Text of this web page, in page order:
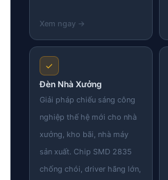
✓
Đèn Nhà Xưởng
Giải pháp chiếu sáng công
nghiệp thế hệ mới cho nhà
xưởng, kho bãi, nhà máy
sản xuất. Chip SMD 2835
chống chói, driver hãng lớn,